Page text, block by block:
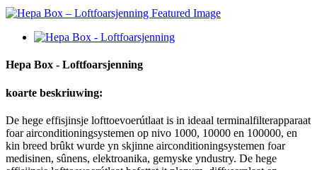
Hepa Box - Loftfoarsjenning
koarte beskriuwing:
De hege effisjinsje lofttoevoerútlaat is in ideaal terminalfilterapparaat
foar airconditioningsystemen op nivo 1000, 10000 en 100000, en
kin breed brûkt wurde yn skjinne airconditioningsystemen foar
medisinen, sûnens, elektroanika, gemyske yndustry. De hege